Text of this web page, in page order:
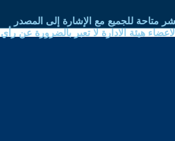
متاحة للجميع مع الإشارة إلى المصدر
هيئة الادارة لا تعبر بالضرورة عن رأي